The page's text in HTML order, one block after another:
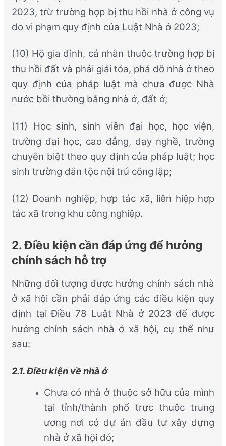
2023, trừ trường hợp bị thu hồi nhà ở công vụ
do vi phạm quy định của Luật Nhà ở 2023;
(10) Hộ gia đình, cá nhân thuộc trường hợp bị
thu hồi đất và phải giải tỏa, phá dỡ nhà ở theo
quy định của pháp luật mà chưa được Nhà
nước bồi thường bằng nhà ở, đất ở;
(11) Học sinh, sinh viên đại học, học viện,
trường đại học, cao đẳng, dạy nghề, trường
chuyên biệt theo quy định của pháp luật; học
sinh trường dân tộc nội trú công lập;
(12) Doanh nghiệp, hợp tác xã, liên hiệp hợp
tác xã trong khu công nghiệp.
2. Điều kiện cần đáp ứng để hưởng
chính sách hỗ trợ
Những đối tượng được hưởng chính sách nhà
ở xã hội cần phải đáp ứng các điều kiện quy
định tại Điều 78 Luật Nhà ở 2023 để được
hưởng chính sách nhà ở xã hội, cụ thể như
sau:
2.1. Điều kiện về nhà ở
Chưa có nhà ở thuộc sở hữu của mình
tại tỉnh/thành phố trực thuộc trung
ương nơi có dự án đầu tư xây dựng
nhà ở xã hội đó;